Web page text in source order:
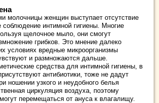
молочницы женщин выступает отсутствие
соблюдение интимной гигиены. Многие
щелочное мыло, они смогут
грибков. Это мнение далеко
условиях вредные микроорганизмы
и размножаются дальше.
средства для интимной гигиены, в
антибиотики, тоже не дадут
ношении узкого и неудобного белья
циркуляция воздуха, поэтому
перемещаться от ануса к влагалищу.